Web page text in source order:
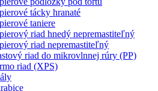
tácky hranaté
taniere
riad hnedý nepremastiteľný
riad nepremastiteľný
riad do mikrovlnnej rúry (PP)
riad (XPS)